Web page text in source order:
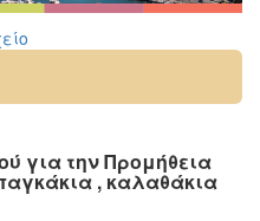
για την Προμήθεια
, καλαθάκια